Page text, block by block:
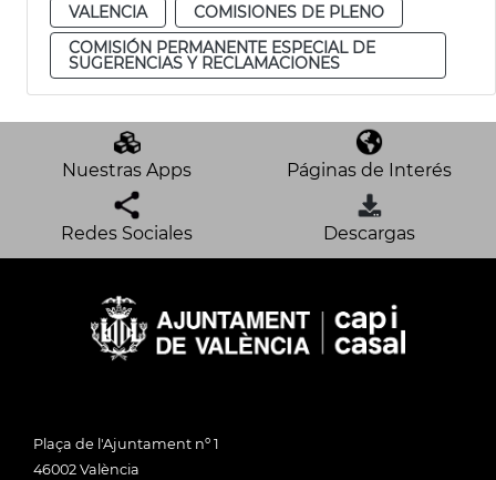
VALENCIA
COMISIONES DE PLENO
COMISIÓN PERMANENTE ESPECIAL DE
SUGERENCIAS Y RECLAMACIONES
Nuestras Apps Páginas de Interés
Redes Sociales Descargas
Plaça de l'Ajuntament nº 1
46002 València